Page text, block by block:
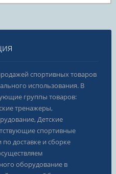
спортивных товаров
использования. В
группы товаров:
тренажеры,
Детские
спортивные
доставке и сборке
оборудование в